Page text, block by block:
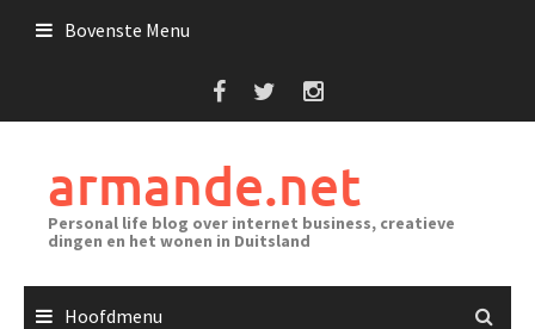
Bovenste Menu
armande.net
Personal life blog over internet business, creatieve
dingen en het wonen in Duitsland
Hoofdmenu